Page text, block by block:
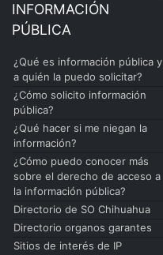
INFORMACIÓN
PÚBLICA
¿Qué es información pública y
a quién la puedo solicitar?
¿Cómo solicito información
pública?
¿Qué hacer si me niegan la
información?
¿Cómo puedo conocer más
sobre el derecho de acceso a
la información pública?
Directorio de SO Chihuahua
Directorio organos garantes
Sitios de interés de IP